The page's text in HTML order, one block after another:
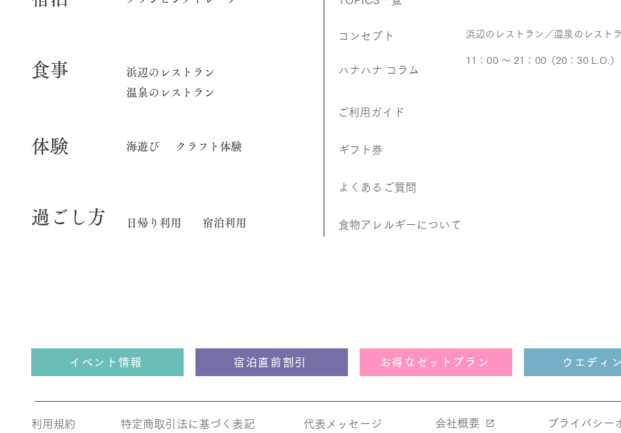
食事
​浜辺のレストラン
温泉のレストラン
体験 海遊び クラフト体験
​過ごし方 日帰り利用 宿泊利用
​ご利用ガイド
コンセプト
ハナハナ コラム
ギフト券
よくあるご質問
食物アレルギーについて
浜辺のレストラン／温泉のレスト
11：00 ～ 21：00（20：30 L.O.）
イベント情報 宿泊直前割引 お得なセットプラン ウエディ
​特定商取引法に基づく表記
利用規約 ​代表メッセージ 会社概要 プライバシー